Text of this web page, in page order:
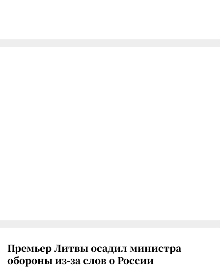
Премьер Литвы осадил министра
обороны из-за слов о России